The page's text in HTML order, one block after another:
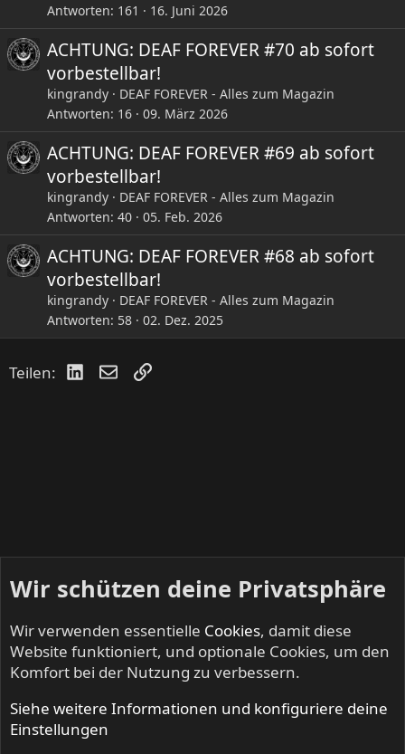
Antworten 161 16. Juni 2026
ACHTUNG: DEAF FOREVER #70 ab sofort
vorbestellbar!
kingrandy
DEAF FOREVER - Alles zum Magazin
Antworten 16 09. März 2026
ACHTUNG: DEAF FOREVER #69 ab sofort
vorbestellbar!
kingrandy
DEAF FOREVER - Alles zum Magazin
Antworten 40 05. Feb. 2026
ACHTUNG: DEAF FOREVER #68 ab sofort
vorbestellbar!
kingrandy
DEAF FOREVER - Alles zum Magazin
Antworten 58 02. Dez. 2025
Teilen: LinkedIn
E-MailLink
DEAF FOREVER - Alles zum Magazin
Wir schützen deine Privatsphäre
Wir verwenden essentielle Cookies, damit diese
Website funktioniert, und optionale Cookies, um den
Komfort bei der Nutzung zu verbessern.
Siehe weitere Informationen und konfiguriere deine
Einstellungen